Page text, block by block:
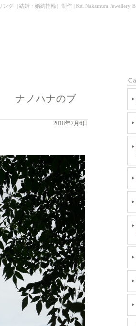
グ（結婚・婚約指輪）制作 | Kei Nakamura Jewellery
ナノハナのブ
2018年7月6日